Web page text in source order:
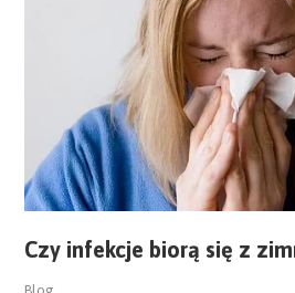
Czy infekcje biorą się z